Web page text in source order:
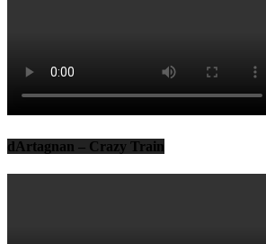
dArtagnan – Crazy Train